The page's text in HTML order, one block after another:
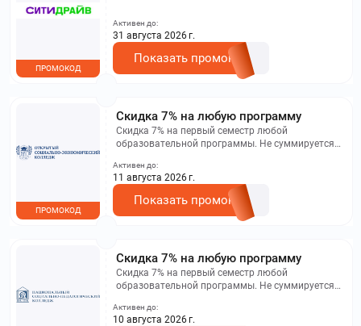
ПРОМОКОД
Активен до:
31 августа 2026 г.
Показать промокод
Скидка 7% на любую программу
Скидка 7% на первый семестр любой
образовательной программы. Не суммируется с
на сайте.
ПРОМОКОД
Активен до:
11 августа 2026 г.
Показать промокод
Скидка 7% на любую программу
Скидка 7% на первый семестр любой
образовательной программы. Не суммируется с
на сайте.
Активен до:
10 августа 2026 г.